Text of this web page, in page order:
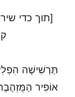
[תוך כדי
תַּרְשִׁישָׁה
אוֹפִיר